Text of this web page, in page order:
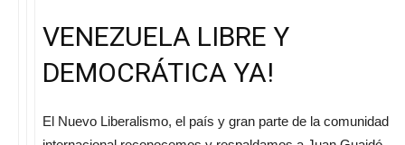
VENEZUELA LIBRE Y
DEMOCRÁTICA YA!
El Nuevo Liberalismo, el país y gran parte de la comunidad